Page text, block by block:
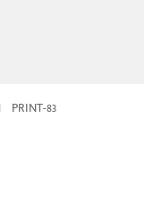
PRINT-83